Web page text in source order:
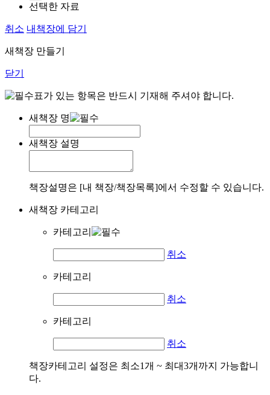
선택한 자료
취소 내책장에 담기
새책장 만들기
닫기
표가 있는 항목은 반드시 기재해 주셔야 합니다.
새책장 명
새책장 설명
책장설명은 [내 책장/책장목록]에서 수정할 수 있습니다.
새책장 카테고리
카테고리
취소
카테고리
취소
카테고리
취소
책장카테고리 설정은 최소1개 ~ 최대3개까지 가능합니
다.